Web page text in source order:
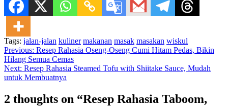
Tags: jalan-jalan kuliner makanan masak masakan wiskul
Continue
Reading
Previous: Resep Rahasia Oseng-Oseng Cumi Hitam Pedas, Bikin
Hilang Semua Cemas
Next: Resep Rahasia Steamed Tofu with Shiitake Sauce, Mudah
untuk Membuatnya
2 thoughts on “Resep Rahasia Taboom,